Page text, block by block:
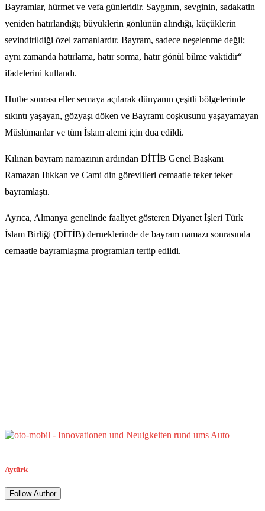
Bayramlar, hürmet ve vefa günleridir. Saygının, sevginin, sadakatin
yeniden hatırlandığı; büyüklerin gönlünün alındığı, küçüklerin
sevindirildiği özel zamanlardır. Bayram, sadece neşelenme değil;
aynı zamanda hatırlama, hatır sorma, hatır gönül bilme vaktidir“
ifadelerini kullandı.
Hutbe sonrası eller semaya açılarak dünyanın çeşitli bölgelerinde
sıkıntı yaşayan, gözyaşı döken ve Bayramı coşkusunu yaşayamayan
Müslümanlar ve tüm İslam alemi için dua edildi.
Kılınan bayram namazının ardından DİTİB Genel Başkanı
Ramazan Ilıkkan ve Cami din görevlileri cemaatle teker teker
bayramlaştı.
Ayrıca, Almanya genelinde faaliyet gösteren Diyanet İşleri Türk
İslam Birliği (DİTİB) derneklerinde de bayram namazı sonrasında
cemaatle bayramlaşma programları tertip edildi.
Aytürk
Follow Author